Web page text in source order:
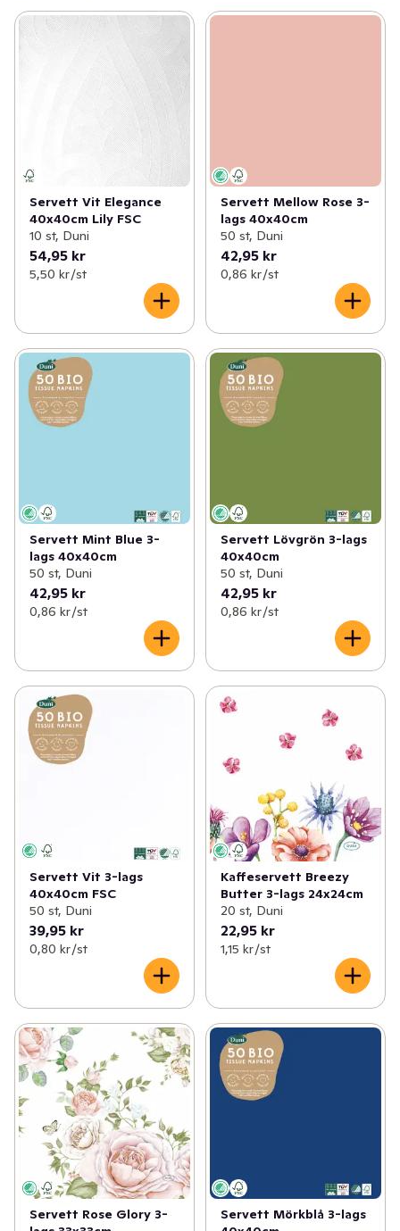
Servett Vit Elegance
40x40cm Lily FSC
10 st, Duni
54,95 kr
5,50 kr /st
Servett Mellow Rose 3-
lags 40x40cm
50 st, Duni
42,95 kr
0,86 kr /st
Servett Mint Blue 3-
lags 40x40cm
50 st, Duni
42,95 kr
0,86 kr /st
Servett Lövgrön 3-lags
40x40cm
50 st, Duni
42,95 kr
0,86 kr /st
Servett Vit 3-lags
40x40cm FSC
50 st, Duni
39,95 kr
0,80 kr /st
Kaffeservett Breezy
Butter 3-lags 24x24cm
20 st, Duni
22,95 kr
1,15 kr /st
Servett Rose Glory 3-
Servett Mörkblå 3-lags